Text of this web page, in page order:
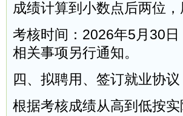
成绩计算到小数点后两位
考核时间：2026年5月30
相关事项另行通知。
四、拟聘用、签订就业协议
根据考核成绩从高到低按